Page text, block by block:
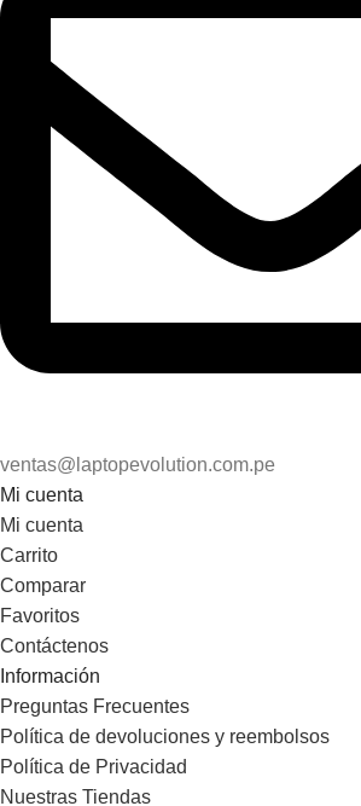
ventas@laptopevolution.com.pe
Mi cuenta
Mi cuenta
Carrito
Comparar
Favoritos
Contáctenos
Información
Preguntas Frecuentes
Política de devoluciones y reembolsos
Política de Privacidad
Nuestras Tiendas